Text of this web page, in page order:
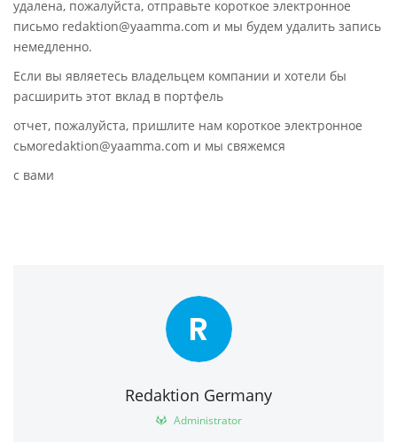
удалена, пожалуйста, отправьте короткое электронное
письмо redaktion@yaamma.com и мы будем удалить запись
немедленно.
Если вы являетесь владельцем компании и хотели бы
расширить этот вклад в портфель
отчет, пожалуйста, пришлите нам короткое электронное
сьмоredaktion@yaamma.com и мы свяжемся
с вами
R
Redaktion Germany
Administrator